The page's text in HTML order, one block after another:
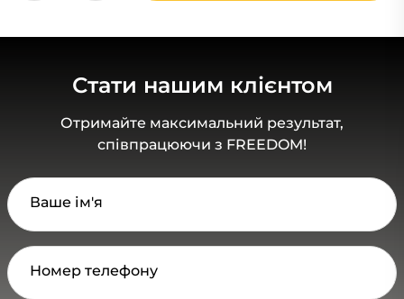
Стати нашим клієнтом
Отримайте максимальний результат,
співпрацюючи з FREEDOM!
Ваше ім'я
Номер телефону